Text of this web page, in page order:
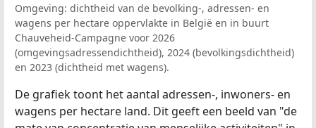
Omgeving: dichtheid van de bevolking-, adressen- en
wagens per hectare oppervlakte in België en in buurt
Chauveheid-Campagne voor 2026
(omgevingsadressendichtheid), 2024 (bevolkingsdichtheid)
en 2023 (dichtheid met wagens).
De grafiek toont het aantal adressen-, inwoners- en
wagens per hectare land. Dit geeft een beeld van "de